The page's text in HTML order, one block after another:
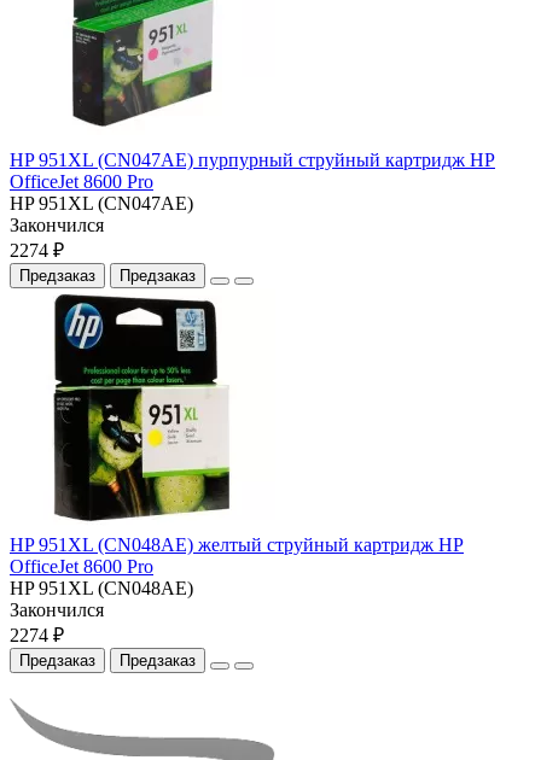
HP 951XL (CN047AE) пурпурный струйный картридж HP
OfficeJet 8600 Pro
HP 951XL (CN047AE)
Закончился
2274 ₽
Предзаказ Предзаказ
HP 951XL (CN048AE) желтый струйный картридж HP
OfficeJet 8600 Pro
HP 951XL (CN048AE)
Закончился
2274 ₽
Предзаказ Предзаказ